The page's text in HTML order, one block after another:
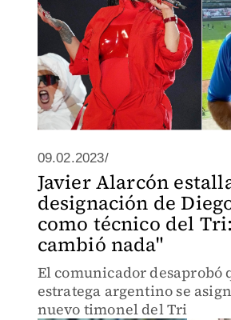
09.02.2023/
Javier Alarcón
designación de
como técnico del
cambió nada"
El comunicador desaprobó
estratega argentino se
nuevo timonel del Tri